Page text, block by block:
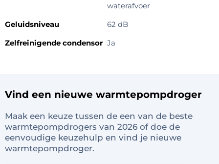
waterafvoer
Geluidsniveau
62 dB
Zelfreinigende condensor Ja
Vind een nieuwe warmtepompdroger
Maak een keuze tussen de een van de beste
warmtepompdrogers van 2026 of doe de
eenvoudige keuzehulp en vind je nieuwe
warmtepompdroger.